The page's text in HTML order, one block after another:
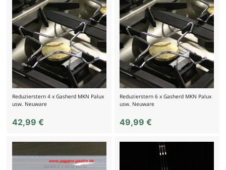
Reduzierstern 4 x Gasherd MKN Palux
usw. Neuware
42,99 €
Reduzierstern 6 x Gasherd MKN Palux
usw. Neuware
49,99€